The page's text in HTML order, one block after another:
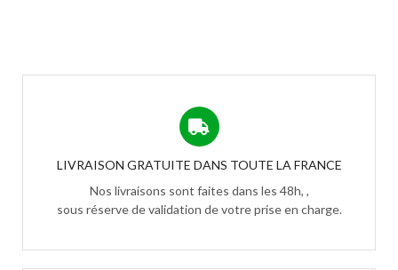
LIVRAISON GRATUITE DANS TOUTE LA FRANCE
Nos livraisons sont faites dans les 48h, ,
sous réserve de validation de votre prise en charge.